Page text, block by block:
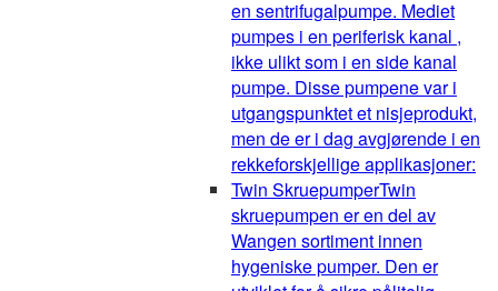
en sentrifugalpumpe. Mediet
pumpes i en periferisk kanal ,
ikke ulikt som i en side kanal
pumpe. Disse pumpene var i
utgangspunktet et nisjeprodukt,
men de er i dag avgjørende i en
rekkeforskjellige applikasjoner:
Twin SkruepumperTwin
skruepumpen er en del av
Wangen sortiment innen
hygeniske pumper. Den er